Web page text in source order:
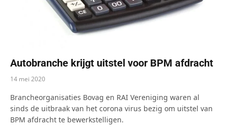
Autobranche krijgt uitstel voor BPM afdracht
14 mei 2020
Brancheorganisaties Bovag en RAI Vereniging waren al
sinds de uitbraak van het corona virus bezig om uitstel van
BPM afdracht te bewerkstelligen.